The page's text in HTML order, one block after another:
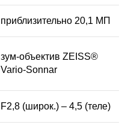
приблизительно 20,1 МП
зум-объектив ZEISS®
Vario-Sonnar
F2,8 (широк.) – 4,5 (теле)